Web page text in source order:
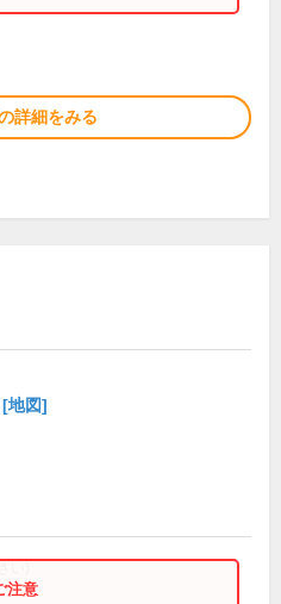
詳細をみる
[地図]
い)